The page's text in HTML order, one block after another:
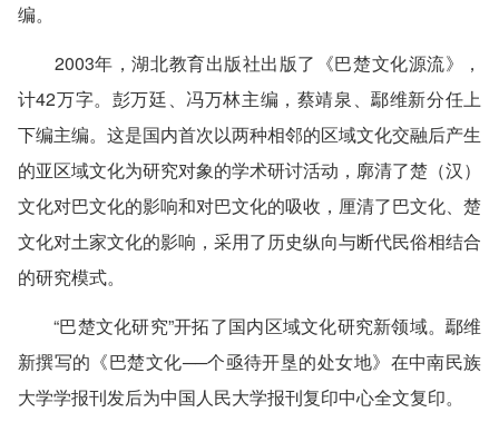
编。
2003年，湖北教育出版社出版了《巴楚文化源流》，
计42万字。彭万廷、冯万林主编，蔡靖泉、鄢维新分任上
下编主编。这是国内首次以两种相邻的区域文化交融后产生
的亚区域文化为研究对象的学术研讨活动，廓清了楚（汉）
文化对巴文化的影响和对巴文化的吸收，厘清了巴文化、楚
文化对土家文化的影响，采用了历史纵向与断代民俗相结合
的研究模式。
“巴楚文化研究”开拓了国内区域文化研究新领域。鄢维
新撰写的《巴楚文化──个亟待开垦的处女地》在中南民族
大学学报刊发后为中国人民大学报刊复印中心全文复印。